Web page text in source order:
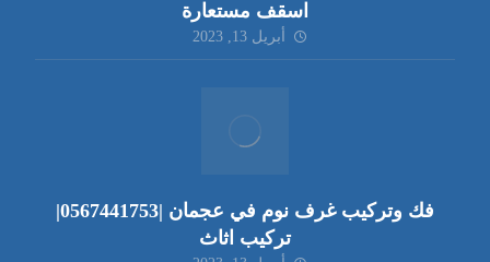
اسقف مستعارة
أبريل 13, 2023
فك وتركيب غرف نوم في عجمان |0567441753|
تركيب اثاث